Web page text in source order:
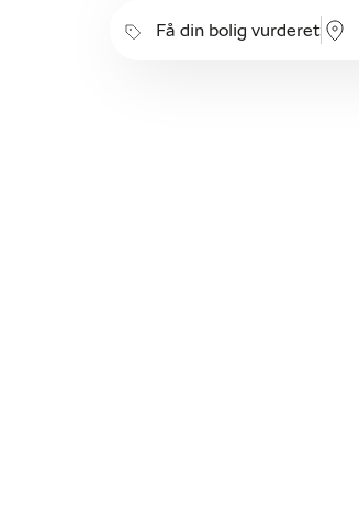
Få din bolig vurderet